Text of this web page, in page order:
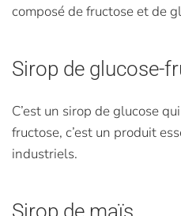
composé de fructose et de
Sirop de glucose-
C’est un sirop de glucose
fructose, c’est un produit
industriels.
Sirop de maïs